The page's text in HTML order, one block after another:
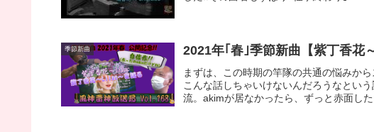
季節新曲 2021年｢春｣季節新曲【紫丁香
まずは、この時期の竿隊の共通の悩みか
こんな話しちゃいけないんだろうなとい
流。akimが居なかったら、ずっと赤面し